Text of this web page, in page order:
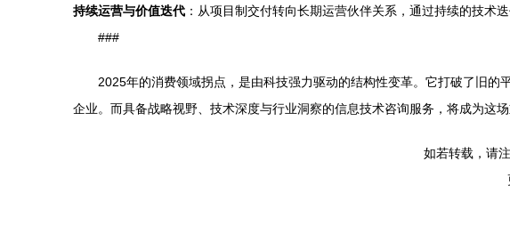
持续运营与价值迭代 ：从项目制交付转向长期运营伙伴关系，通过持续的技术
###
2025年的消费领域拐点，是由科技强力驱动的结构性变革。它打破了旧
企业。而具备战略视野、技术深度与行业洞察的信息技术咨询服务，将成为这
如若转载，请